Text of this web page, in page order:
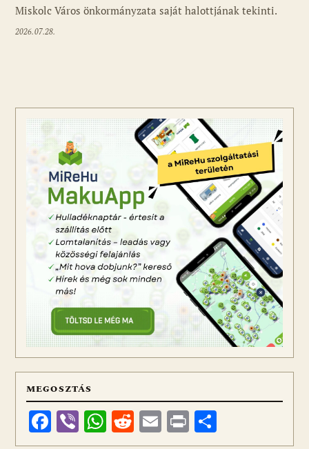
Miskolc Város önkormányzata saját halottjának tekinti.
2026.07.28.
MEGOSZTÁS
Facebook
ViberWhatsApp
Reddit
Email
Print